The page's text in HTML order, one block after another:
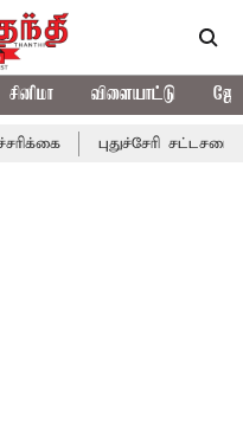
சினிமா விளையாட்டு
புதுச்சேரி சட்டசபையில் வரும்